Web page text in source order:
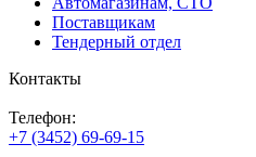
Поставщикам
Тендерный отдел
Контакты
Телефон:
+7 (3452) 69-69-15